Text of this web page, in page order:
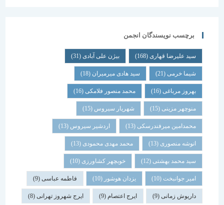
برچسب نویسندگان انجمن
سید علیرضا قهاری(168) بیژن علی آبادی(31)
شیما خرمی(21) سید هادی میرمیران(18)
بهروز مرباغی (16) محمد منصور فلامکی (16)
منوچهر مزینی(15) شهریار سیروس(15)
محمدامین میرفندرسکی(13) اردشیر سیروس(13)
انوشه منصوری(13) محمد مهدی محمودی(13)
سید محمد بهشتی(12) خوبچهر کشاورزی(10)
امیر جوانبخت(10) یزدان هوشور(10) فاطمه عباسی(9)
داریوش زمانی(9) ایرج اعتصام(9) ایرج شهروز تهرانی(8)